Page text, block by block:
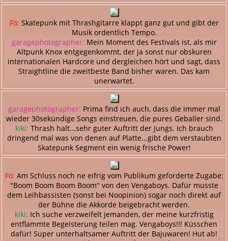
Fö: Skatepunk mit Thrashgitarre klappt ganz gut und gibt der
Musik ordentlich Tempo.
garagephotographer: Mein Moment des Festivals ist, als mir
Altpunk Knox entgegenkommt, der ja sonst nur obskuren
internationalen Hardcore und dergleichen hört und sagt, dass
Straightline die zweitbeste Band bisher waren. Das kam
unerwartet.
garagephotographer: Prima find ich auch, dass die immer mal
wieder 30sekündige Songs einstreuen, die pures Geballer sind.
kiki: Thrash halt...sehr guter Auftritt der Jungs. Ich brauch
dringend mal was von denen auf Platte...gibt dem verstaubten
Skatepunk Segment ein wenig frische Power!
Fö: Am Schluss noch ne eifrig vom Publikum geforderte Zugabe:
"Boom Boom Boom Boom" von den Vengaboys. Dafür musste
dem Leihbassisten (sonst bei Noopinion) sogar noch direkt auf
der Bühne die Akkorde beigebracht werden.
kiki: Ich suche verzweifelt jemanden, der meine kurzfristig
entflammte Begeisterung teilen mag. Vengaboys!!! Küsschen
dafür! Super unterhaltsamer Auftritt der Bajuwaren! Hut ab!